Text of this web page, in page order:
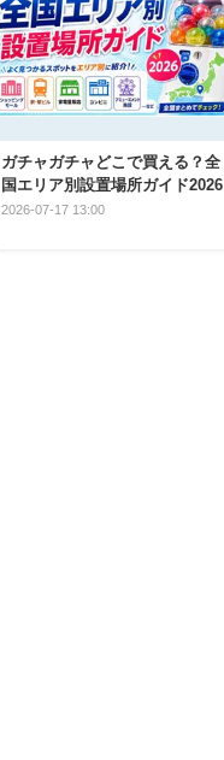
ガチャガチャどこで買える？全
国エリア別設置場所ガイド2026
2026-07-17 13:00